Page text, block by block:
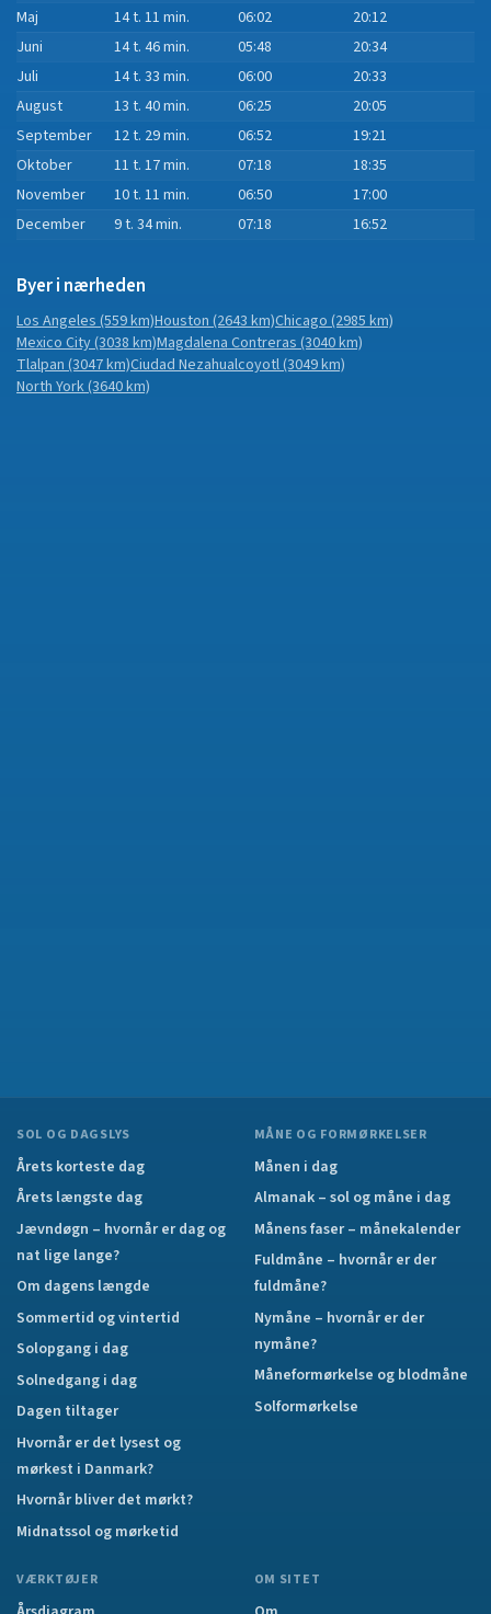
Maj
14 t. 11 min. 06:02
20:12
Juni
14 t. 46 min. 05:48
20:34
Juli
14 t. 33 min. 06:00
20:33
August
13 t. 40 min. 06:25
20:05
September
12 t. 29 min. 06:52
19:21
Oktober
11 t. 17 min. 07:18
18:35
November
10 t. 11 min. 06:50
17:00
December
9 t. 34 min. 07:18 16:52
Byer i nærheden
Los Angeles(559 km)Houston(2643 km)Chicago(2985 km)
Mexico City(3038 km)Magdalena Contreras(3040 km)
Tlalpan(3047 km)Ciudad Nezahualcoyotl(3049 km)
North York(3640 km)
SOL OG DAGSLYS
Årets korteste dag
Årets længste dag
Jævndøgn – hvornår er dag og
nat lige lange?
Om dagens længde
Sommertid og vintertid
Solopgang i dag
Solnedgang i dag
Dagen tiltager
Hvornår er det lysest og
mørkest i Danmark?
Hvornår bliver det mørkt?
Midnatssol og mørketid
MÅNE OG FORMØRKELSER
Månen i dag
Almanak – sol og måne i dag
Månens faser – månekalender
Fuldmåne – hvornår er der
fuldmåne?
Nymåne – hvornår er der
nymåne?
Måneformørkelse og blodmåne
Solformørkelse
VÆRKTØJER OM SITET